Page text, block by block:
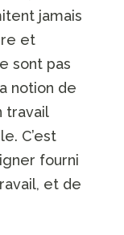
jamais
et
sont pas
notion de
travail
C’est
fourni
et de